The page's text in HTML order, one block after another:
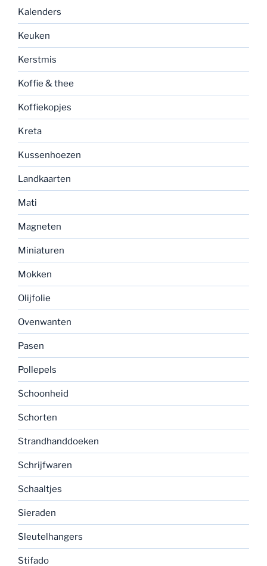
Kalenders
Keuken
Kerstmis
Koffie & thee
Koffiekopjes
Kreta
Kussenhoezen
Landkaarten
Mati
Magneten
Miniaturen
Mokken
Olijfolie
Ovenwanten
Pasen
Pollepels
Schoonheid
Schorten
Strandhanddoeken
Schrijfwaren
Schaaltjes
Sieraden
Sleutelhangers
Stifado